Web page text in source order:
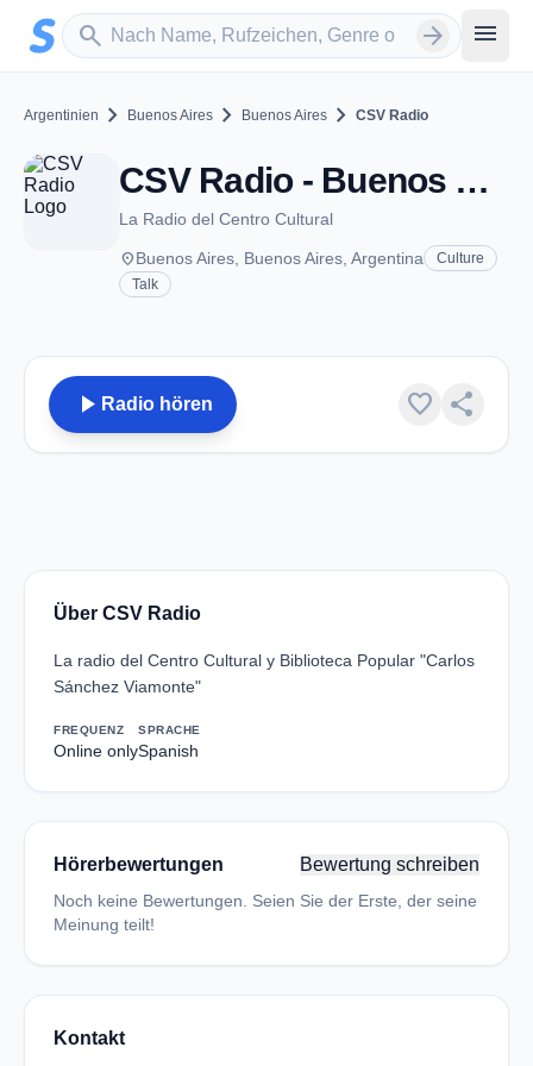
Zum Hauptinhalt springen
search
Sender suchen arrow_forward menu
Argentinien chevron_right Buenos Aires chevron_right Buenos Aires chevron_right CSV Radio
CSV Radio - Buenos Aires
La Radio del Centro Cultural
placeBuenos Aires, Buenos Aires, Argentina
Culture
Talk
play_arrow Radio hören favorite share
Über CSV Radio
La radio del Centro Cultural y Biblioteca Popular "Carlos
Sánchez Viamonte"
FREQUENZ
Online only
SPRACHE
Spanish
Hörerbewertungen Bewertung schreiben
Noch keine Bewertungen. Seien Sie der Erste, der seine
Meinung teilt!
Kontakt